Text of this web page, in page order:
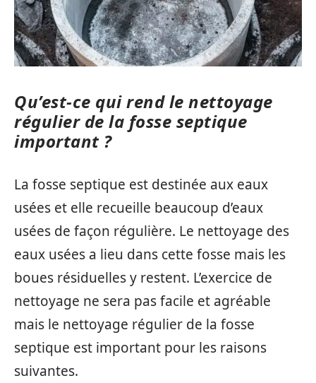
Qu’est-ce qui rend le nettoyage
régulier de la fosse septique
important ?
La fosse septique est destinée aux eaux
usées et elle recueille beaucoup d’eaux
usées de façon régulière. Le nettoyage des
eaux usées a lieu dans cette fosse mais les
boues résiduelles y restent. L’exercice de
nettoyage ne sera pas facile et agréable
mais le nettoyage régulier de la fosse
septique est important pour les raisons
suivantes.